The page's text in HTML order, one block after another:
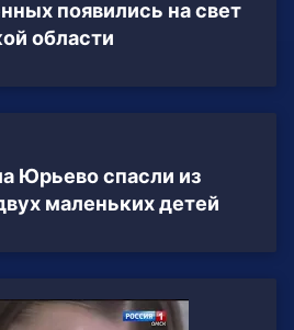
появились на свет
области
Юрьево спасли из
маленьких детей